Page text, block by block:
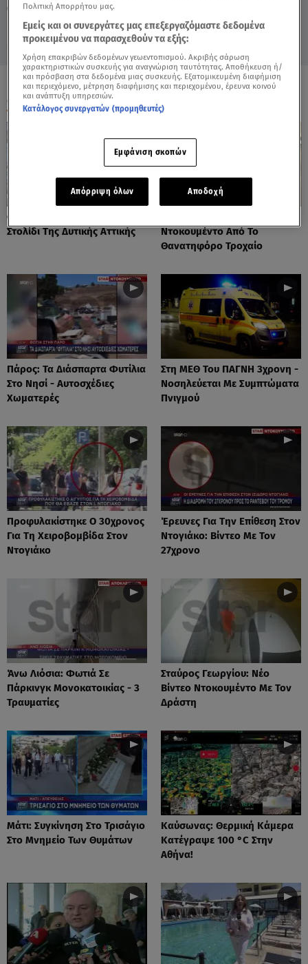
23.02.26, 22:48 ΕΛΛΑΔΑ
ΟΛΑ ΤΑ ΒΙΝΤΕΟ
Φωτιές: Στάχτη Το Πράσινο
Στολίδι Της Δυτικής Αττικής
Ντοκουμέντο Από Το
Θανατηφόρο Τροχαίο
Πάρος: Τα Διάσπαρτα Φυτίλια
Στο Νησί - Αυτοσχέδιες
Χωματερές
Στη ΜΕΘ Του ΠΑΓΝΗ 3χρονη -
Νοσηλεύεται Με Συμπτώματα
Πνιγμού
Προφυλακίστηκε Ο 30χρονος
Για Τη Χειροβομβίδα Στον
Ντογιάκο
Έρευνες Για Την Επίθεση Στον
Ντογιάκο: Βίντεο Με Τον
27χρονο
Άνω Λιόσια: Φωτιά Σε
Πάρκινγκ Μονοκατοικίας - 3
Τραυματίες
Σταύρος Γεωργίου: Νέο
Βίντεο Ντοκουμέντο Με Τον
Δράστη
Μάτι: Συγκίνηση Στο Τρισάγιο
Στο Μνημείο Των Θυμάτων
Καύσωνας: Θερμική Κάμερα
Κατέγραψε 100 °C Στην
Αθήνα!
Πολιτική Απορρήτου μας.
Εμείς και οι συνεργάτες μας επεξεργαζόμαστε δεδομένα
προκειμένου να παρασχεθούν τα εξής:
Χρήση επακριβών δεδομένων γεωεντοπισμού. Ακριβής σάρωση
χαρακτηριστικών συσκευής για αναγνώριση ταυτότητας. Αποθήκευση ή/
και πρόσβαση στα δεδομένα μιας συσκευής. Εξατομικευμένη διαφήμιση
και περιεχόμενο, μέτρηση διαφήμισης και περιεχομένου, έρευνα κοινού
και ανάπτυξη υπηρεσιών.
Κατάλογος συνεργατών (προμηθευτές)
Εμφάνιση σκοπών
Απόρριψη όλων Αποδοχή